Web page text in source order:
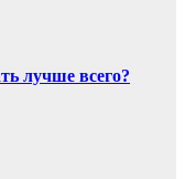
лучше всего?